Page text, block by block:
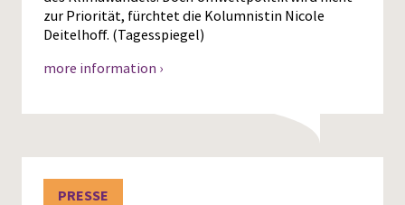
zur Priorität, fürchtet die Kolumnistin Nicole
Deitelhoff. (Tagesspiegel)
more information ›
PRESSE